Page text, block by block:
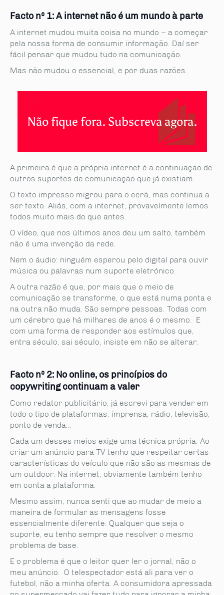
Facto nº 1: A internet não é um mundo à parte
A internet mudou muita coisa no mundo – a começar
pela nossa forma de consumir informação. Daí ser
fácil pensar que mudou tudo na comunicação.
Mas não mudou o essencial, e por duas razões.
Não fique fora. Subscreva agora.
A primeira é que a própria internet é a continuação de
outros suportes de comunicação que já existiam.
O texto impresso migrou para o ecrã, mas continua a
ser texto. Aliás, com a internet, provavelmente lemos
todos muito mais do que antes.
O vídeo, que nos últimos anos deu um salto, também
não é uma invenção da rede.
Nem o áudio: ninguém esperou pelo digital para ouvir
música ou palavras num suporte eletrónico.
A outra razão é que, por mais que o meio de
comunicação se transforme, o que está numa ponta e
na outra não muda. São sempre pessoas. Todas com
um cérebro que há milhares de anos é o mesmo. E
com uma forma de responder aos estímulos que,
entra século, sai século, insiste em não se alterar.
Facto nº 2: No online, os princípios do
copywriting continuam a valer
Como redator publicitário, já escrevi para vender em
todo o tipo de plataformas: imprensa, rádio, televisão,
ponto de venda…
Cada um desses meios exige uma técnica própria. Ao
criar um anúncio para TV tenho que respeitar certas
características do veículo que não são as mesmas de
um outdoor. Na internet, obviamente também tenho
em conta a plataforma.
Mesmo assim, nunca senti que ao mudar de meio a
maneira de formular as mensagens fosse
essencialmente diferente. Qualquer que seja o
suporte, eu tenho sempre que resolver o mesmo
problema de base.
E o problema é que o leitor quer ler o jornal, não o
meu anúncio. O telespectador está ali para ver o
futebol, não a minha oferta. A consumidora apressada